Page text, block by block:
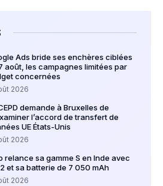
Ads bride ses enchères ciblées
août, les campagnes limitées par
concernées
2026
demande à Bruxelles de
l’accord de transfert de
UE États-Unis
2026
relance sa gamme S en Inde avec
et sa batterie de 7 050 mAh
2026